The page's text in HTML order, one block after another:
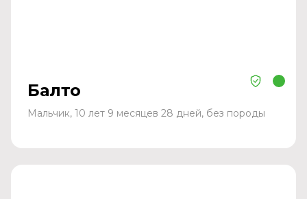
Балто
Мальчик, 10 лет 9 месяцев 28 дней, без породы